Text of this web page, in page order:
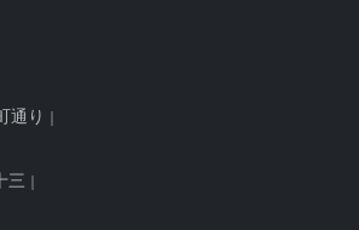
通り
三